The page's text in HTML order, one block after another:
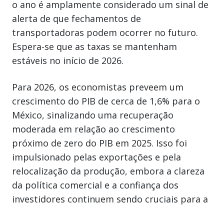
o ano é amplamente considerado um sinal de
alerta de que fechamentos de
transportadoras podem ocorrer no futuro.
Espera-se que as taxas se mantenham
estáveis no início de 2026.
Para 2026, os economistas preveem um
crescimento do PIB de cerca de 1,6% para o
México, sinalizando uma recuperação
moderada em relação ao crescimento
próximo de zero do PIB em 2025. Isso foi
impulsionado pelas exportações e pela
relocalização da produção, embora a clareza
da política comercial e a confiança dos
investidores continuem sendo cruciais para a